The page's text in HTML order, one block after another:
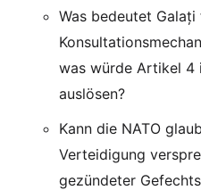
Was bedeutet
was würde Artikel 4
auslösen?
Kann die NATO
Verteidigung
gezündeter